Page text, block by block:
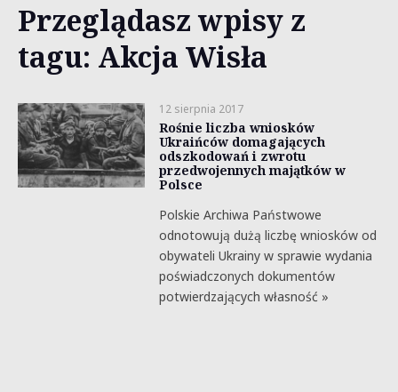
Przeglądasz wpisy z
tagu: Akcja Wisła
12 sierpnia 2017
Rośnie liczba wniosków
Ukraińców domagających
odszkodowań i zwrotu
przedwojennych majątków w
Polsce
Polskie Archiwa Państwowe
odnotowują dużą liczbę wniosków od
obywateli Ukrainy w sprawie wydania
poświadczonych dokumentów
potwierdzających własność »